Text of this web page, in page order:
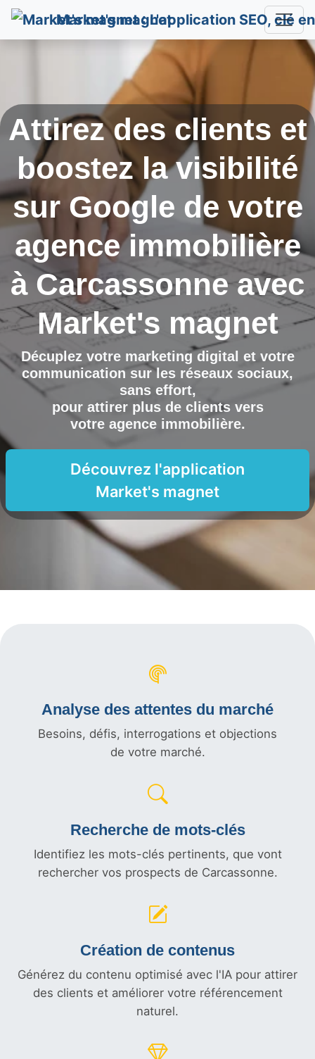
Market's magnet
Attirez des clients et
boostez la visibilité
sur Google de votre
agence immobilière
à Carcassonneavec
Market's magnet
Décuplez votre marketing digital et votre
communication sur les réseaux sociaux,
sans effort,
pour attirer plus de clients vers
votre agence immobilière.
Découvrez l'application
Market's magnet
Analyse des attentes du marché
Besoins, défis, interrogations et objections
de votre marché.
Recherche de mots-clés
Identifiez les mots-clés pertinents, que vont
rechercher vos prospects de Carcassonne.
Création de contenus
Générez du contenu optimisé avec l'IA pour attirer
des clients et améliorer votre référencement
naturel.